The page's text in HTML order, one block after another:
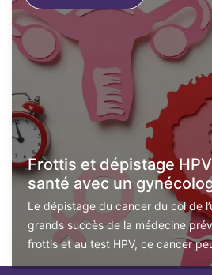
Frottis et dépistage
santé avec un
Le dépistage du cancer du col de
grands succès de la médecine
frottis et au test HPV, ce cancer